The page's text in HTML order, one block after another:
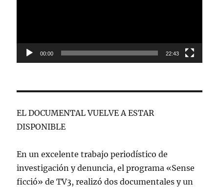
00:00 22:43
EL DOCUMENTAL VUELVE A ESTAR
DISPONIBLE
En un excelente trabajo periodístico de
investigación y denuncia, el programa «Sense
ficció» de TV3, realizó dos documentales y un